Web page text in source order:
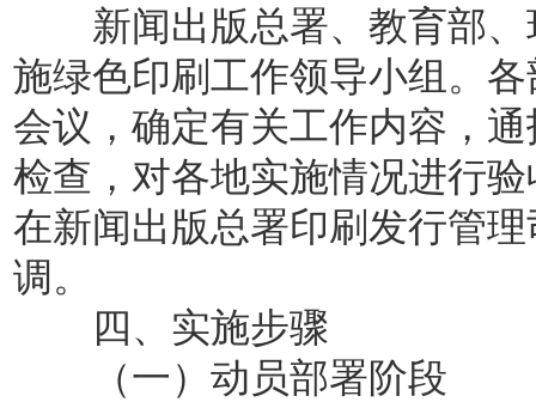
新闻出版总署、教育部、
施绿色印刷工作领导小组。
会议，确定有关工作内容，
检查，对各地实施情况进行
在新闻出版总署印刷发行管
调。
四、实施步骤
（一）动员部署阶段